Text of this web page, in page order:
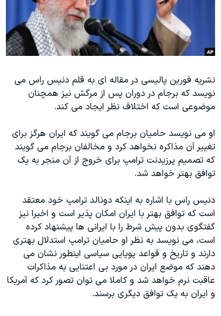
فرهنگ و زندگی
حقوق شهروندی
اقتصادی
اسرائیل در جنگ
گالری عکس
انتخابات ریاست جمهوری آمریکا ۲۰۲۴
حمله جمهوری اسلامی به اسرائیل
ورزش زنان در ایران
اعتراضات زن، زندگی، آزادی
تریبونال مردمی آبان ۹۸
دادگاه حمید نوری
چهل سال گروگان‌گیری
اعتراضات مردمی آبان ۹۸
اسرائیل در جنگ
نرگس محمدی برنده جایزه نوبل صلح
همایش محافظه‌کاران آمریکا «سی‌پک»
صفحه‌های ویژه
سفر پرزیدنت ترامپ به چین
زبانهای مختلف
نشریه فورین پالیسی در مقاله ای به قلم دنیس راس می
نویسد که برجام در دوران پس از مرگش نیز همچنان
موضوعی است که اختلاف نظر ایجاد می کند.
او می نویسد حامیان برجام می گویند که ایران هرگز برای
تغییر آن مذاکره نخواهد کرد و مخالفان برجام می گویند
که تصمیم پرزیدنت ترامپ برای خروج از آن منجر به یک
توافق بهتر خواهد شد.
دنیس راس با اشاره به اینکه دونالد ترامپ خود معتقد
است که توافق بهتر با ایران امکان پذیر است و اخیرا نیز
گفتگوی بدون پیش شرط را با ایرانی ها پیشنهاد کرده
است، می نویسد به نظر او حامیان ترامپ استدلال بهتری
دارند و تاریخ و قواعد پویایی سیاسی اینطور نشان می
دهند که موضع ایران در مورد بی اعتنایی به مذاکرات
عاقبت نرم خواهد شد و کاملا می توان تصور کرد که آمریکا
و ایران به یک توافق دیگری برسند.